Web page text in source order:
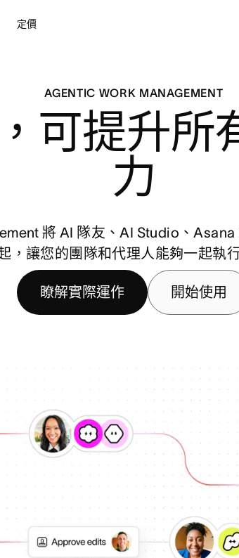
定價
AGENTIC WORK MANAGEMENT
可提升所
力
將 AI 隊友、AI Studio、Asana
，讓您的團隊和代理人能夠一起執
瞭解實際運作 開始使用